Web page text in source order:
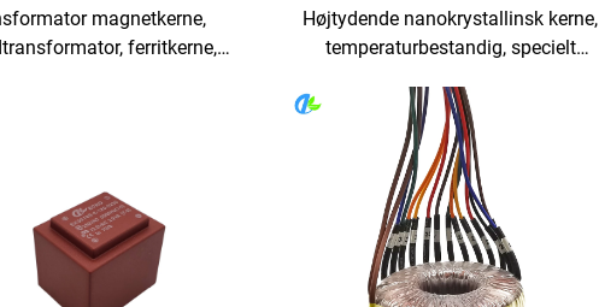
magnetkerne,
ferritkerne,
Højtydende nanokrystallinsk kerne,
temperaturbestandig, specielt